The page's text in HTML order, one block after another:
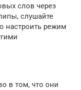
слов через
слушайте
настроить режим
в том, что они